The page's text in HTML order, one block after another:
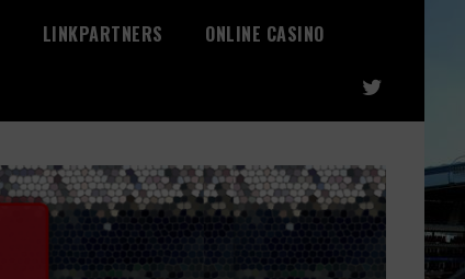
LINKPARTNERS
ONLINE CASINO